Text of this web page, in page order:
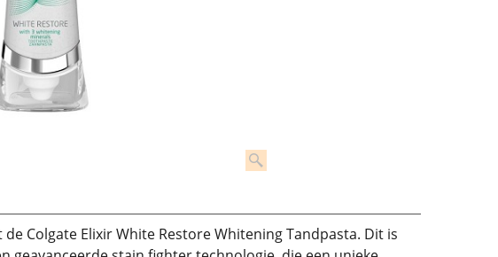
Colgate Elixir White Restore Whitening Tandpasta. Dit is